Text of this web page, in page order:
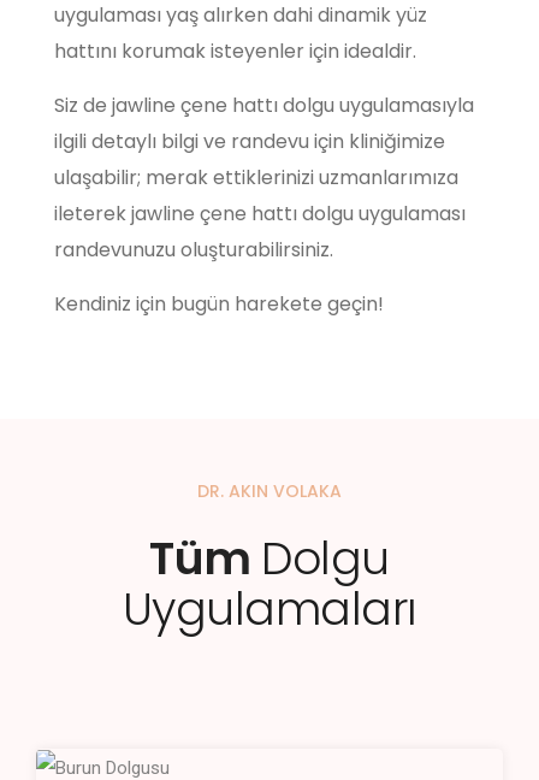
uygulaması yaş alırken dahi dinamik yüz
hattını korumak isteyenler için idealdir.
Siz de jawline çene hattı dolgu uygulamasıyla
ilgili detaylı bilgi ve randevu için kliniğimize
ulaşabilir; merak ettiklerinizi uzmanlarımıza
ileterek jawline çene hattı dolgu uygulaması
randevunuzu oluşturabilirsiniz.
Kendiniz için bugün harekete geçin!
DR. AKIN VOLAKA
Tüm Dolgu
Uygulamaları